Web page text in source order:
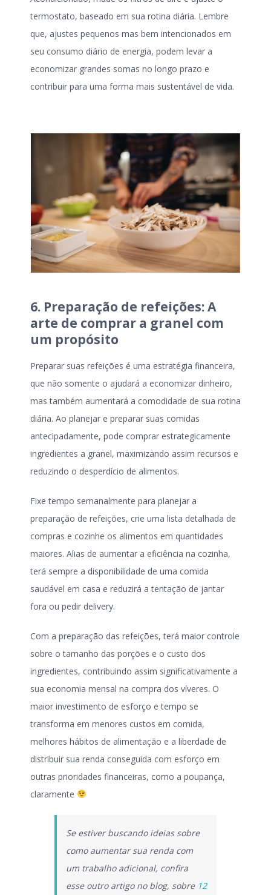
termostato, baseado em sua rotina diária. Lembre
que, ajustes pequenos mas bem intencionados em
seu consumo diário de energia, podem levar a
economizar grandes somas no longo prazo e
contribuir para uma forma mais sustentável de vida.
6. Preparação de refeições: A
arte de comprar a granel com
um propósito
Preparar suas refeições é uma estratégia financeira,
que não somente o ajudará a economizar dinheiro,
mas também aumentará a comodidade de sua rotina
diária. Ao planejar e preparar suas comidas
antecipadamente, pode comprar estrategicamente
ingredientes a granel, maximizando assim recursos e
reduzindo o desperdício de alimentos.
Fixe tempo semanalmente para planejar a
preparação de refeições, crie uma lista detalhada de
compras e cozinhe os alimentos em quantidades
maiores. Alias de aumentar a eficiência na cozinha,
terá sempre a disponibilidade de uma comida
saudável em casa e reduzirá a tentação de jantar
fora ou pedir delivery.
Com a preparação das refeições, terá maior controle
sobre o tamanho das porções e o custo dos
ingredientes, contribuindo assim significativamente a
sua economia mensal na compra dos víveres. O
maior investimento de esforço e tempo se
transforma em menores custos em comida,
melhores hábitos de alimentação e a liberdade de
distribuir sua renda conseguida com esforço em
outras prioridades financeiras, como a poupança,
claramente
Se estiver buscando ideias sobre
como aumentar sua renda com
um trabalho adicional, confira
esse outro artigo no blog, sobre 12